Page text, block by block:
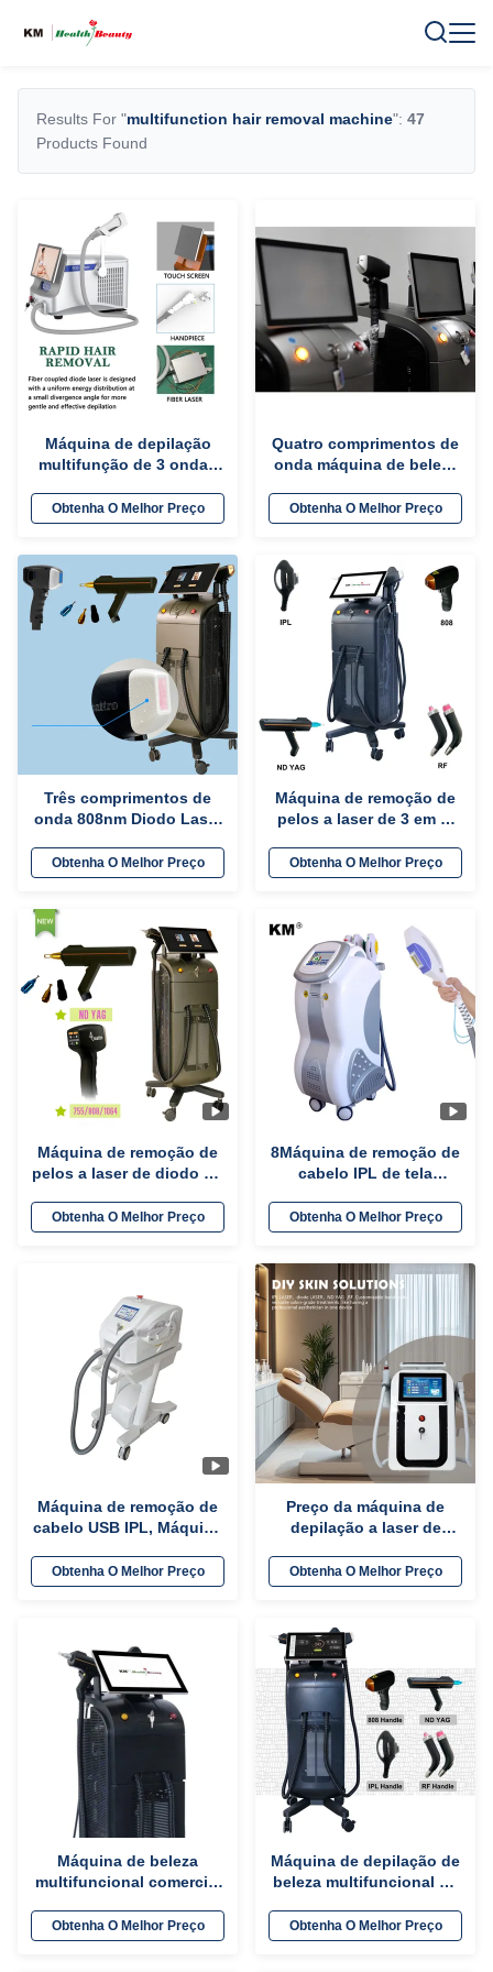
Results For "multifunction hair removal machine": 47
Products Found
Máquina de depilação
multifunção de 3 ondas
rejuvenescimento da pele
Obtenha O Melhor Preço
Quatro comprimentos de
onda máquina de beleza
máquina de depilação a
laser
Obtenha O Melhor Preço
Três comprimentos de
onda 808nm Diodo Laser
depilação estilo
estacionário
Obtenha O Melhor Preço
Máquina de remoção de
pelos a laser de 3 em 1,
de rejuvenescimento da
pele
Obtenha O Melhor Preço
Máquina de remoção de
pelos a laser de diodo Nd
Obtenha O Melhor Preço
8Máquina de remoção de
cabelo IPL de tela
polegadas para salão de
beleza / salão de
Obtenha O Melhor Preço
Máquina de remoção de
cabelo USB IPL, Máquina
intenso pulsado leve
OEM / ODM
Obtenha O Melhor Preço
Preço da máquina de
depilação a laser de
multifuncional Pico
Diode 1200w 1600w 808
Obtenha O Melhor Preço
Máquina de beleza
multifuncional comercial
Para IPL Opt Laser de
depilação
Obtenha O Melhor Preço
Máquina de depilação de
beleza multifuncional de
ND YAG
Obtenha O Melhor Preço